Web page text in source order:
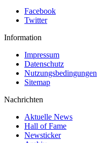
Facebook
Twitter
Information
Impressum
Datenschutz
Nutzungsbedingungen
Sitemap
Nachrichten
Aktuelle News
Hall of Fame
Newsticker